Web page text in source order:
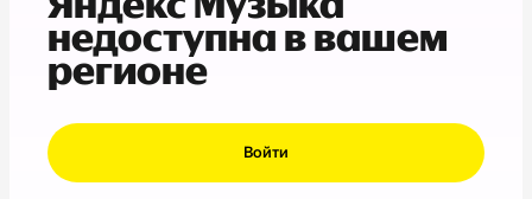
недоступна в вашем
регионе
Войти